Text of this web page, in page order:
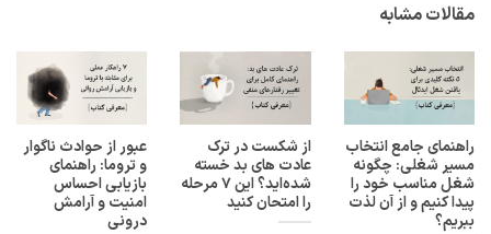
مقالات مشابه
راهنمای جامع انتخاب
مسیر شغلی: چگونه
شغل مناسب خود را
پیدا کنیم و از آن لذت
ببریم؟
از شکست در ترک
عادت های بد خسته
شده‌اید؟ این ۷ مرحله
را امتحان کنید
عبور از حوادث ناگوار
و تروما: راهنمای
بازیابی احساس
امنیت و آرامش
درونی